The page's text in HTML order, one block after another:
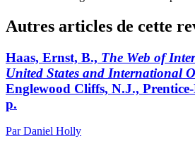
Autres articles de cette
Haas, Ernst, B., The Web of
United States and International
Englewood Cliffs, N.J.,
p.
Par Daniel Holly